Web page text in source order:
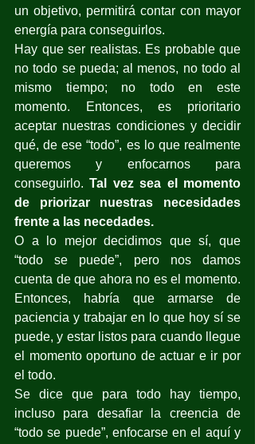
un objetivo, permitirá contar con mayor
energía para conseguirlos.
Hay que ser realistas. Es probable que
no todo se pueda; al menos, no todo al
mismo tiempo; no todo en este
momento. Entonces, es prioritario
aceptar nuestras condiciones y decidir
qué, de ese “todo”, es lo que realmente
queremos y enfocarnos para
conseguirlo. Tal vez sea el momento
de priorizar nuestras necesidades
frente a las necedades.
O a lo mejor decidimos que sí, que
“todo se puede”, pero nos damos
cuenta de que ahora no es el momento.
Entonces, habría que armarse de
paciencia y trabajar en lo que hoy sí se
puede, y estar listos para cuando llegue
el momento oportuno de actuar e ir por
el todo.
Se dice que para todo hay tiempo,
incluso para desafiar la creencia de
“todo se puede”, enfocarse en el aquí y